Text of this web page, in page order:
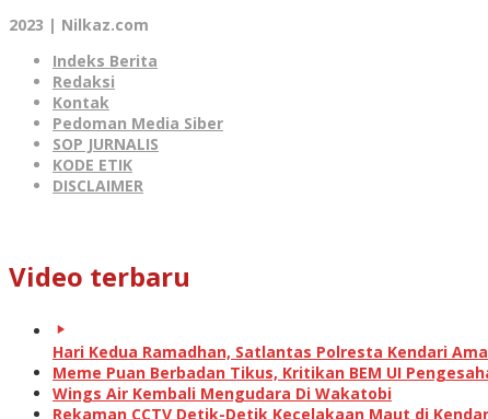
2023 | Nilkaz.com
Indeks Berita
Redaksi
Kontak
Pedoman Media Siber
SOP JURNALIS
KODE ETIK
DISCLAIMER
Video terbaru
Hari Kedua Ramadhan, Satlantas Polresta Kendari
Meme Puan Berbadan Tikus, Kritikan BEM UI
Wings Air Kembali Mengudara Di Wakatobi
Rekaman CCTV Detik-Detik Kecelakaan Maut di